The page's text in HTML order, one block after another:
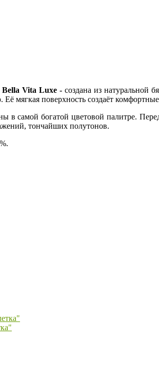
Bella Vita Luxe - создана из натуральной
мягкая поверхность создаёт
в самой богатой цветовой палитре.
тончайших полутонов.